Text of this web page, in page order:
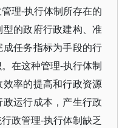
理-执行体制所存在的
的政府行政建构、准
任务指标为手段的行
在这种管理-执行体制
率的提高和行政资源
运行成本，产生行政
政管理-执行体制缺乏